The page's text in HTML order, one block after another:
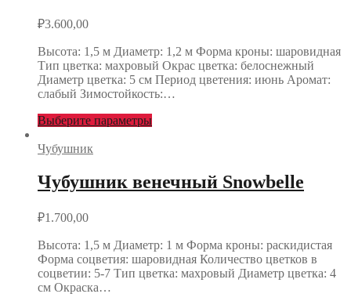
₽3.600,00
Высота: 1,5 м Диаметр: 1,2 м Форма кроны: шаровидная
Тип цветка: махровый Окрас цветка: белоснежный
Диаметр цветка: 5 см Период цветения: июнь Аромат:
слабый Зимостойкость:…
Выберите параметры
Чубушник
Чубушник венечный Snowbelle
₽1.700,00
Высота: 1,5 м Диаметр: 1 м Форма кроны: раскидистая
Форма соцветия: шаровидная Количество цветков в
соцветии: 5-7 Тип цветка: махровый Диаметр цветка: 4
см Окраска…